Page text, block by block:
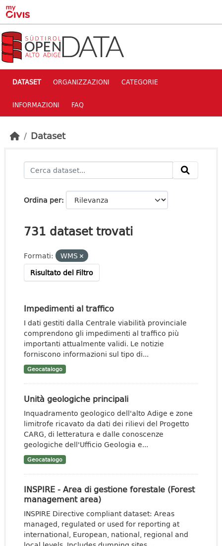
Skip to main content
DATASET ORGANIZZAZIONI CATEGORIE
INFORMAZIONI FAQ
Dataset
Ordina per
731 dataset trovati
Formati:
WMS
Risultato del Filtro
Impedimenti al traffico
I dati gestiti dalla Centrale viabilità provinciale
comprendono gli impedimenti al traffico più
importanti attualmente validi. Le notizie
forniscono informazioni sul tipo di...
Geocatalogo
Unità geologiche principali
Inquadramento geologico dell'alto Adige e zone
limitrofe ricavato da dati dei rilievi del Progetto
CARG, di letteratura e dalle conoscenze
geologiche dell'Ufficio Geologia e...
Geocatalogo
INSPIRE - Area di gestione forestale (Forest
management area)
INSPIRE Directive compliant dataset: Areas
managed, regulated or used for reporting at
international, European, national, regional and